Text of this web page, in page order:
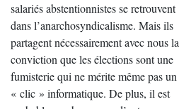
salariés abstentionnistes se retrouvent
dans l’anarchosyndicalisme. Mais ils
partagent nécessairement avec nous la
conviction que les élections sont une
fumisterie qui ne mérite même pas un
« clic » informatique. De plus, il est